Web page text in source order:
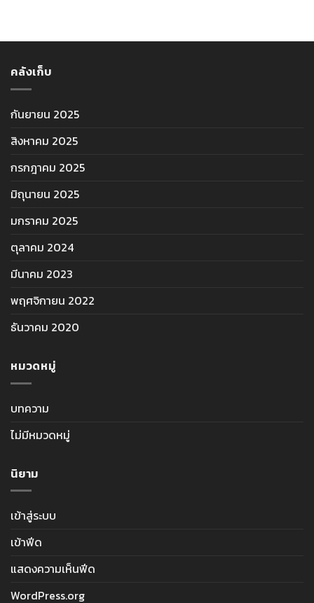
คลังเก็บ
กันยายน 2025
สิงหาคม 2025
กรกฎาคม 2025
มิถุนายน 2025
มกราคม 2025
ตุลาคม 2024
มีนาคม 2023
พฤศจิกายน 2022
ธันวาคม 2020
หมวดหมู่
บทความ
ไม่มีหมวดหมู่
นิยาม
เข้าสู่ระบบ
เข้าฟีด
แสดงความเห็นฟีด
WordPress.org